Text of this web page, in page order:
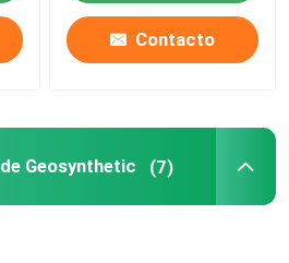
Contacto
Geosynthetic (7)